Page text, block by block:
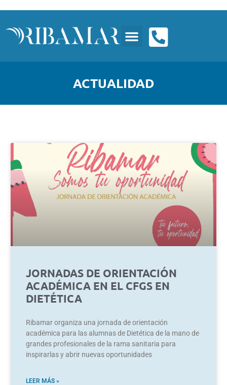
ACTUALIDAD
JORNADAS DE ORIENTACIÓN
ACADÉMICA EN EL CFGS EN
DIETÉTICA
Ribamar organiza una jornada de orientación
académica para las alumnas de Dietética de la mano de
grandes profesionales de la rama sanitaria para
inspirarlas y abrir nuevas oportunidades
LEER MÁS »